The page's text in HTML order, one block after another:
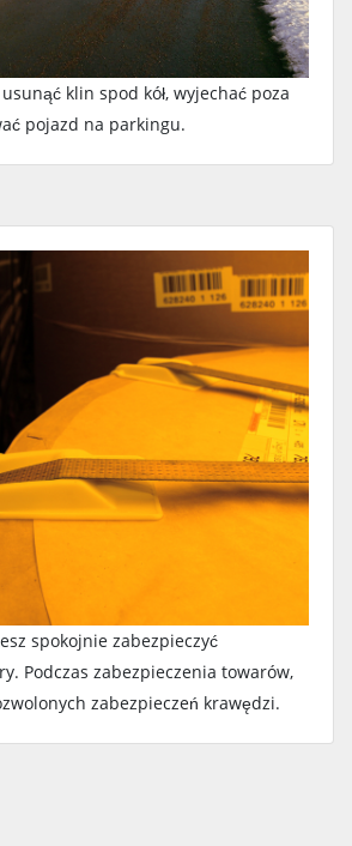
klin spod kół, wyjechać poza
pojazd na parkingu.
spokojnie zabezpieczyć
Podczas zabezpieczenia towarów,
zabezpieczeń krawędzi.